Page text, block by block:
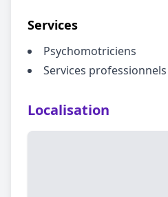
Services
Psychomotriciens
Services professionnels
Localisation